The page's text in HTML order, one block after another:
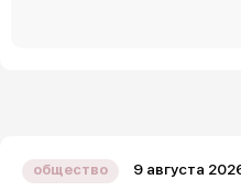
общество 9 августа